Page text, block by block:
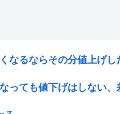
なるならその分値上げ
っても値下げはしない、